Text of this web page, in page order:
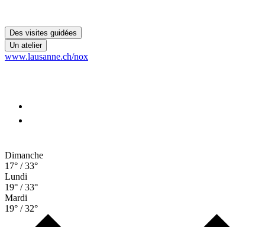
Des visites guidées
Un atelier
www.lausanne.ch/nox
Dimanche
17° / 33°
Lundi
19° / 33°
Mardi
19° / 32°